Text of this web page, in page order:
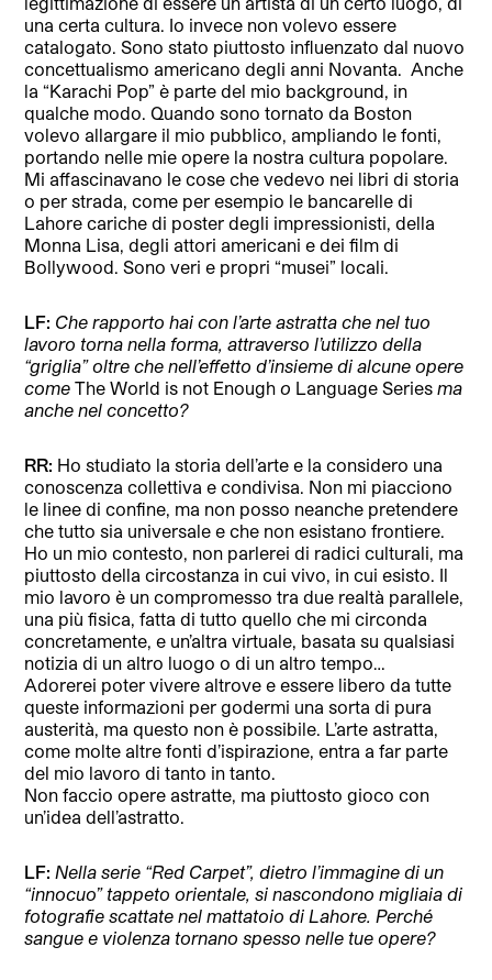
una certa cultura. Io invece non volevo essere
catalogato. Sono stato piuttosto influenzato dal nuovo
concettualismo americano degli anni Novanta. Anche
la “Karachi Pop” è parte del mio background, in
qualche modo. Quando sono tornato da Boston
volevo allargare il mio pubblico, ampliando le fonti,
portando nelle mie opere la nostra cultura popolare.
Mi affascinavano le cose che vedevo nei libri di storia
o per strada, come per esempio le bancarelle di
Lahore cariche di poster degli impressionisti, della
Monna Lisa, degli attori americani e dei film di
Bollywood. Sono veri e propri “musei” locali.
LF: Che rapporto hai con l’arte astratta che nel tuo
lavoro torna nella forma, attraverso l’utilizzo della
“griglia”oltre che nell’effetto d’insieme di alcune opere
comeThe World is not Enough o Language Series ma
anche nel concetto?
RR: Ho studiato la storia dell’arte e la considero una
conoscenza collettiva e condivisa. Non mi piacciono
le linee di confine, ma non posso neanche pretendere
che tutto sia universale e che non esistano frontiere.
Ho un mio contesto, non parlerei di radici culturali, ma
piuttosto della circostanza in cui vivo, in cui esisto. Il
mio lavoro è un compromesso tra due realtà parallele,
una più fisica, fatta di tutto quello che mi circonda
concretamente, e un’altra virtuale, basata su qualsiasi
notizia di un altro luogo o di un altro tempo…
Adorerei poter vivere altrove e essere libero da tutte
queste informazioni per godermi una sorta di pura
austerità, ma questo non è possibile. L’arte astratta,
come molte altre fonti d’ispirazione, entra a far parte
del mio lavoro di tanto in tanto.
Non faccio opere astratte, ma piuttosto gioco con
un’idea dell’astratto.
LF: Nella serie “Red Carpet”, dietro l’immagine di un
“innocuo” tappeto orientale, si nascondono migliaia di
fotografie scattate nel mattatoio di Lahore. Perché
sangue e violenza tornano spesso nelle tue opere?